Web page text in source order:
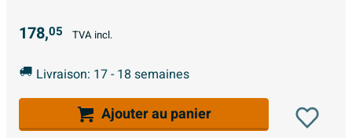
178,05 TVA incl.
Livraison: 17 - 18 semaines
Ajouter au panier